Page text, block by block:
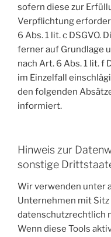
sofern diese zur
Verpflichtung
6 Abs. 1 lit. c DSGVO.
ferner auf Grundlage
nach Art. 6 Abs. 1 lit. f
im Einzelfall
den folgenden
informiert.
Hinweis zur
sonstige
Wir verwenden unter
Unternehmen mit
datenschutzrechtlich
Wenn diese Tools